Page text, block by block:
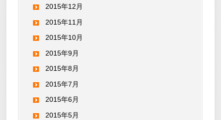
2015年12月
2015年11月
2015年10月
2015年9月
2015年8月
2015年7月
2015年6月
2015年5月